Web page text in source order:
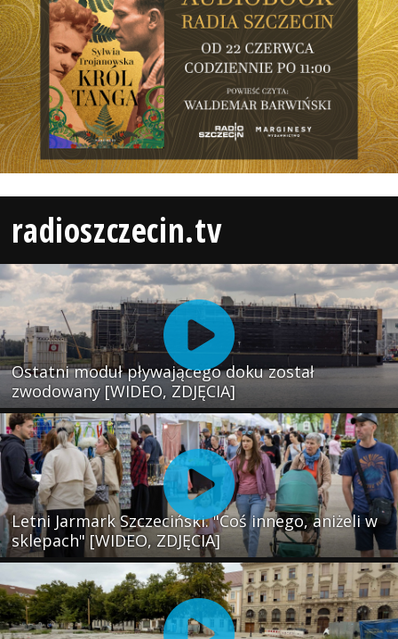
radioszczecin.tv
Ostatni moduł pływającego doku został
zwodowany [WIDEO, ZDJĘCIA]
Letni Jarmark Szczeciński. "Coś innego, aniżeli w
sklepach" [WIDEO, ZDJĘCIA]